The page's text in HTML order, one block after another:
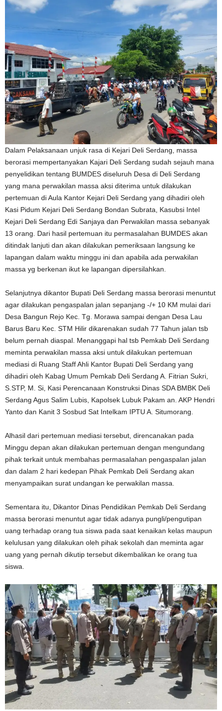
Dalam Pelaksanaan unjuk rasa di Kejari Deli Serdang, massa
berorasi mempertanyakan Kajari Deli Serdang sudah sejauh mana
penyelidikan tentang BUMDES diseluruh Desa di Deli Serdang
yang mana perwakilan massa aksi diterima untuk dilakukan
pertemuan di Aula Kantor Kejari Deli Serdang yang dihadiri oleh
Kasi Pidum Kejari Deli Serdang Bondan Subrata, Kasubsi Intel
Kejari Deli Serdang Edi Sanjaya dan Perwakilan massa sebanyak
13 orang. Dari hasil pertemuan itu permasalahan BUMDES akan
ditindak lanjuti dan akan dilakukan pemeriksaan langsung ke
lapangan dalam waktu minggu ini dan apabila ada perwakilan
massa yg berkenan ikut ke lapangan dipersilahkan.
Selanjutnya dikantor Bupati Deli Serdang massa berorasi menuntut
agar dilakukan pengaspalan jalan sepanjang -/+ 10 KM mulai dari
Desa Bangun Rejo Kec. Tg. Morawa sampai dengan Desa Lau
Barus Baru Kec. STM Hilir dikarenakan sudah 77 Tahun jalan tsb
belum pernah diaspal. Menanggapi hal tsb Pemkab Deli Serdang
meminta perwakilan massa aksi untuk dilakukan pertemuan
mediasi di Ruang Staff Ahli Kantor Bupati Deli Serdang yang
dihadiri oleh Kabag Umum Pemkab Deli Serdang A. Fitrian Sukri,
S.STP, M. Si, Kasi Perencanaan Konstruksi Dinas SDA BMBK Deli
Serdang Agus Salim Lubis, Kapolsek Lubuk Pakam an. AKP Hendri
Yanto dan Kanit 3 Sosbud Sat Intelkam IPTU A. Situmorang.
Alhasil dari pertemuan mediasi tersebut, direncanakan pada
Minggu depan akan dilakukan pertemuan dengan mengundang
pihak terkait untuk membahas permasalahan pengaspalan jalan
dan dalam 2 hari kedepan Pihak Pemkab Deli Serdang akan
menyampaikan surat undangan ke perwakilan massa.
Sementara itu, Dikantor Dinas Pendidikan Pemkab Deli Serdang
massa berorasi menuntut agar tidak adanya pungli/pengutipan
uang terhadap orang tua siswa pada saat kenaikan kelas maupun
kelulusan yang dilakukan oleh pihak sekolah dan meminta agar
uang yang pernah dikutip tersebut dikembalikan ke orang tua
siswa.